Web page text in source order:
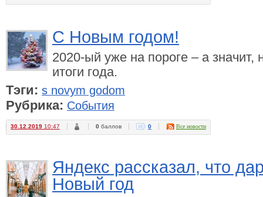
С Новым годом!
2020-ый уже на пороге – а значит,
итоги года.
Тэги: s novym godom
Рубрика: События
30.12.2019 10:47 0 баллов 0 Все новости
Яндекс рассказал, что
Новый год